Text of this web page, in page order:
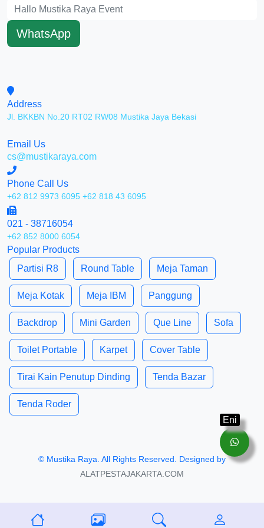
WhatsApp
Address
Jl. BKKBN No.20 RT02 RW08 Mustika Jaya Bekasi
Email Us
cs@mustikaraya.com
Phone Call Us
+62 812 9973 6095 +62 818 43 6095
021 - 38716054
+62 852 8000 6054
Popular Products
Partisi R8
Round Table Meja Taman
Meja Kotak Meja IBM Panggung
Backdrop Mini Garden Que Line Sofa
Toilet Portable Karpet Cover Table
Tirai Kain Penutup Dinding Tenda Bazar
Tenda Roder
© Mustika Raya . All Rights Reserved. Designed by
ALATPESTAJAKARTA.COM
Eni